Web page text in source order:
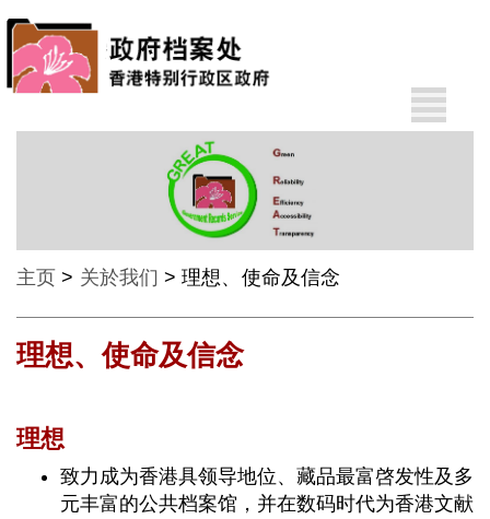
A
A
其
最
新
主页 > 关於我们 > 理想、使命及信念
理想、使命及信念
理想
致力成为香港具领导地位、藏品最富啓发性及多
元丰富的公共档案馆，并在数码时代为香港文献